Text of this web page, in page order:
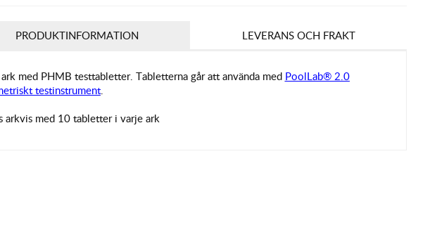
PRODUKTINFORMATION
med PHMB testtabletter. Tabletterna går att använda med PoolLab® 2.0
testinstrument.
arkvis med 10 tabletter i varje ark
LEVERANS OCH FRAKT